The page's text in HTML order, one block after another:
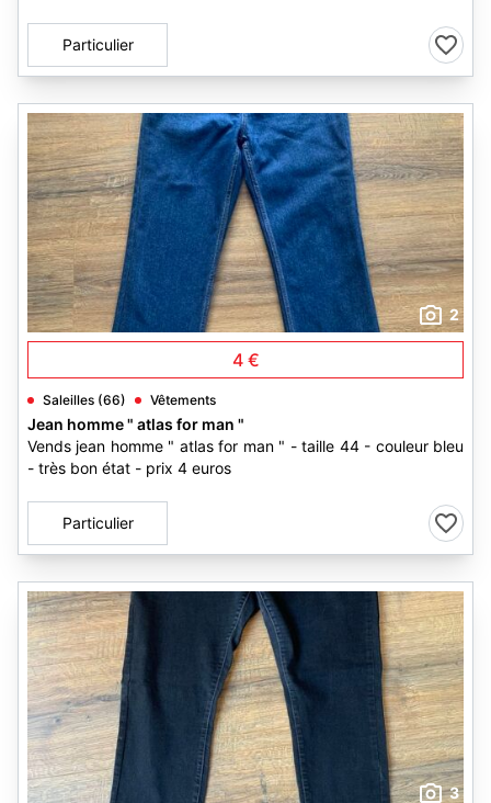
Particulier
2
4 €
Saleilles (66) Vêtements
Jean homme " atlas for man "
Vends jean homme " atlas for man " - taille 44 - couleur bleu
- très bon état - prix 4 euros
Particulier
3